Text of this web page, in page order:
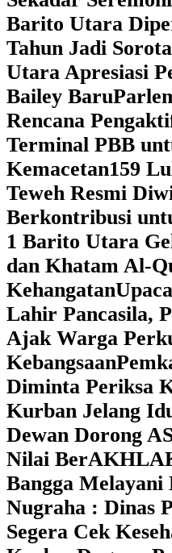
Barito Utara
Tahun Jadi
Utara Apresiasi
Bailey Baru
Rencana
Terminal PBB
Kemacetan159
Teweh Resmi
Berkontribusi
1 Barito Utara
dan Khatam Al-
Kehangatan
Lahir Pancasila,
Ajak Warga
Kebangsaan
Diminta Periksa
Kurban Jelang
Dewan Dorong
Nilai
Bangga Melayani
Nugraha : Dinas
Segera Cek